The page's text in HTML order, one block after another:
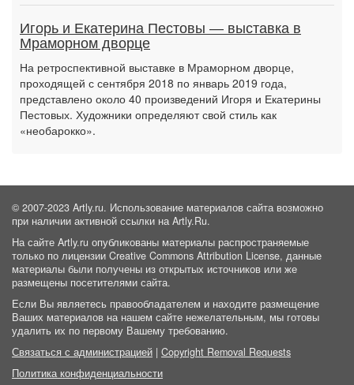
Игорь и Екатерина Пестовы — выставка в
Мраморном дворце
На ретроспективной выставке в Мраморном дворце,
проходящей с сентября 2018 по январь 2019 года,
представлено около 40 произведений Игоря и Екатерины
Пестовых. Художники определяют свой стиль как
«необарокко».
© 2007-2023 Artly.ru. Использование материалов сайта возможно
при наличии активной ссылки на Artly.Ru.
На сайте Artly.ru опубликованы материалы распространяемые
только по лицензии Creative Commons Attribution License, данные
материалы были получены из открытых источников или же
размещены посетителями сайта.
Если Вы являетесь правообладателем и находите размещение
Ваших материалов на нашем сайте нежелательным, мы готовы
удалить их по первому Вашему требованию.
Связаться с администрацией | Copyright Removal Requests
Политика конфиденциальности